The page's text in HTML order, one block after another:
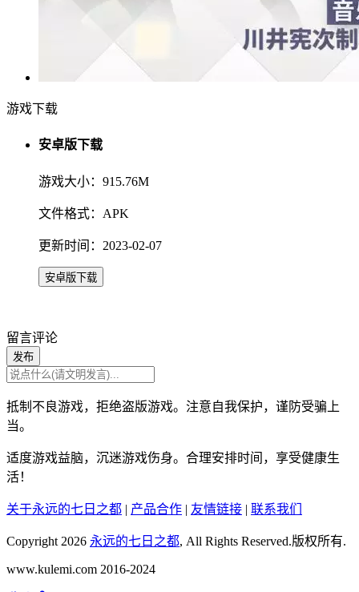
游戏下载
安卓版下载
游戏大小：915.76M
文件格式：APK
更新时间：2023-02-07
安卓版下载
留言评论
发布
抵制不良游戏，拒绝盗版游戏。注意自我保护，谨防受骗上
当。
适度游戏益脑，沉迷游戏伤身。合理安排时间，享受健康生
活！
关于永远的七日之都 | 产品合作 | 友情链接 | 联系我们
Copyright 2026 永远的七日之都, All Rights Reserved.版权所有.
www.kulemi.com 2016-2024